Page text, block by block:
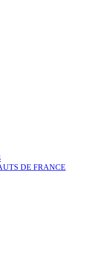
DE FRANCE